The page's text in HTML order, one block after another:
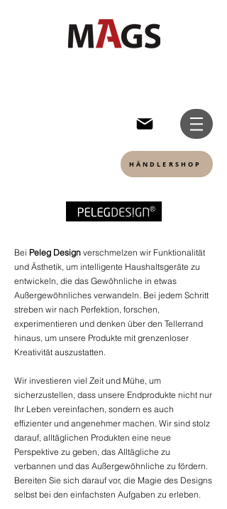
HÄNDLERSHOP
Bei Peleg Design verschmelzen wir Funktionalität
und Ästhetik, um intelligente Haushaltsgeräte zu
entwickeln, die das Gewöhnliche in etwas
Außergewöhnliches verwandeln. Bei jedem Schritt
streben wir nach Perfektion, forschen,
experimentieren und denken über den Tellerrand
hinaus, um unsere Produkte mit grenzenloser
Kreativität auszustatten.
Wir investieren viel Zeit und Mühe, um
sicherzustellen, dass unsere Endprodukte nicht nur
Ihr Leben vereinfachen, sondern es auch
effizienter und angenehmer machen. Wir sind stolz
darauf, alltäglichen Produkten eine neue
Perspektive zu geben, das Alltägliche zu
verbannen und das Außergewöhnliche zu fördern.
Bereiten Sie sich darauf vor, die Magie des Designs
selbst bei den einfachsten Aufgaben zu erleben.